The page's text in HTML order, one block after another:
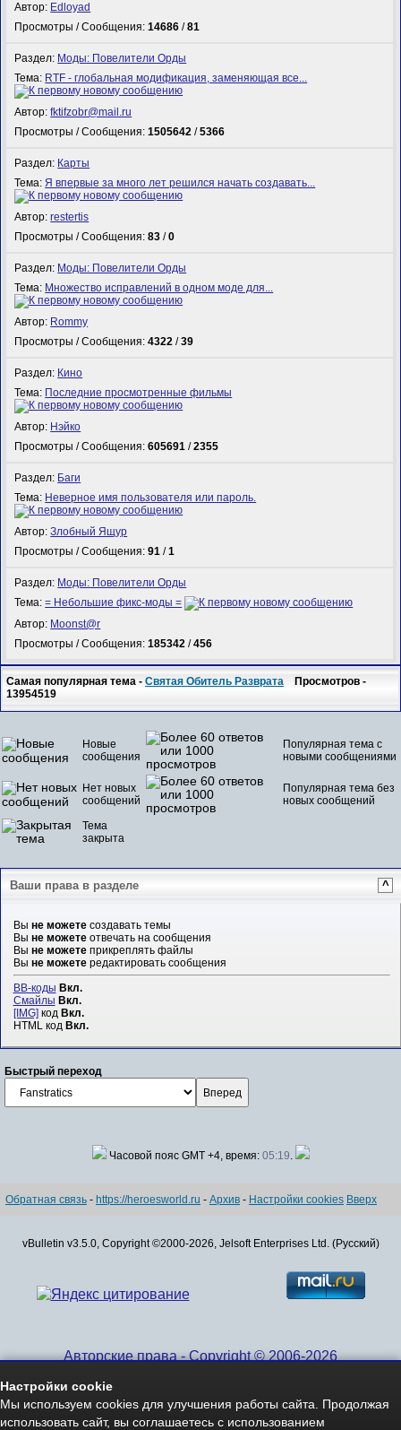
Автор: Edloyad
Просмотры / Сообщения:14686 /81
Раздел: Моды: Повелители Орды
Тема: RTF - глобальная модификация, заменяющая все...
Автор:fktifzobr@mail.ru
Просмотры / Сообщения:1505642 /5366
Раздел: Карты
Тема:Я впервые за много лет решился начать создавать...
Автор:restertis
Просмотры / Сообщения:83 /0
Раздел: Моды: Повелители Орды
Тема: Множество исправлений в одном моде для...
Автор: Rommy
Просмотры / Сообщения:4322 /39
Раздел: Кино
Тема: Последние просмотренные фильмы
Автор: Нэйко
Просмотры / Сообщения:605691 /2355
Раздел: Баги
Тема: Неверное имя пользователя или пароль.
Автор:Злобный Ящур
Просмотры / Сообщения:91 /1
Раздел: Моды: Повелители Орды
Тема:= Небольшие фикс-моды =
Автор: Mооnst@r
Просмотры / Сообщения:185342 /456
Самая популярная тема -Святая Обитель Разврата Просмотров -
13954519
Новые
сообщения
Популярная тема с
новыми сообщениями
Нет новых
сообщений
Популярная тема без
новых сообщений
Тема
закрыта
Ваши права в разделе ^
Вы не можетесоздавать темы
Вы не можетеотвечать на сообщения
Вы не можетеприкреплять файлы
Вы не можетередактировать сообщения
BB-коды Вкл.
Смайлы Вкл.
[IMG]код Вкл.
HTML код Вкл.
Быстрый переход
Часовой пояс GMT +4, время: 05:19.
Обратная связь - https://heroesworld.ru - Архив - Настройки cookies Вверх
vBulletin v3.5.0, Copyright ©2000-2026, Jelsoft Enterprises Ltd. (Русский)
Авторские права - Copyright © 2006-2026
Настройки cookie
Мы используем cookies для улучшения работы сайта. Продолжая
использовать сайт, вы соглашаетесь с использованием